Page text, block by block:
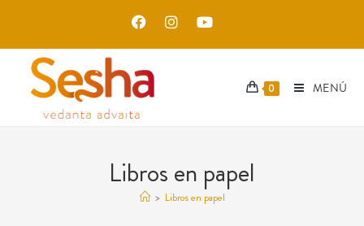
0 MENÚ
Libros en papel
> Libros en papel